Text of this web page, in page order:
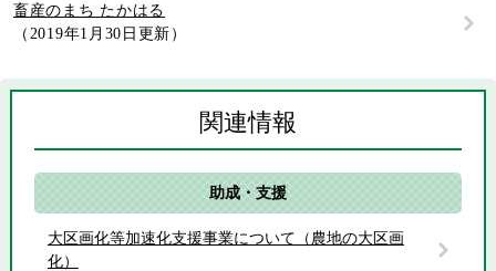
畜産のまち たかはる
2019年1月30日更新
関連情報
助成・支援
大区画化等加速化支援事業について（農地の大区画
化）